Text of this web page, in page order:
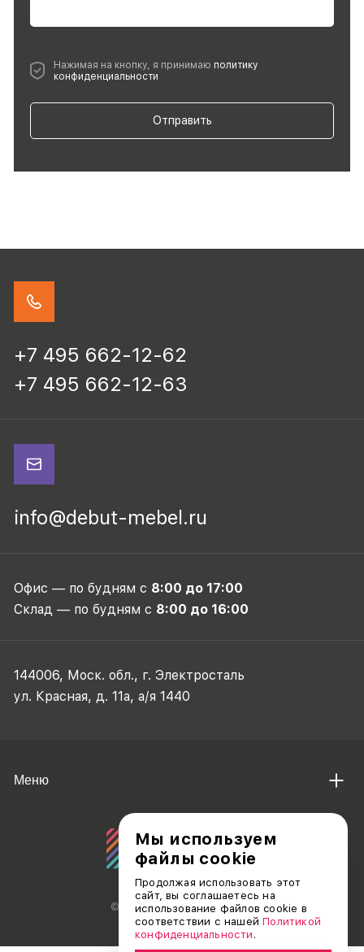
Нажимая на кнопку, я принимаю политику
конфиденциальности
Отправить
+7 495 662-12-62
+7 495 662-12-63
info@debut-mebel.ru
Офис — по будням с 8:00 до 17:00
Склад — по будням с 8:00 до 16:00
144006, Моск. обл., г. Электросталь
ул. Красная, д. 11а, а/я 1440
© АО «ДЕБЮТ», 2011 — 2026
Меню
Мы используем
файлы cookie
Продолжая использовать этот
сайт, вы соглашаетесь на
использование файлов cookie в
соответствии с нашейПолитикой
конфиденциальности .